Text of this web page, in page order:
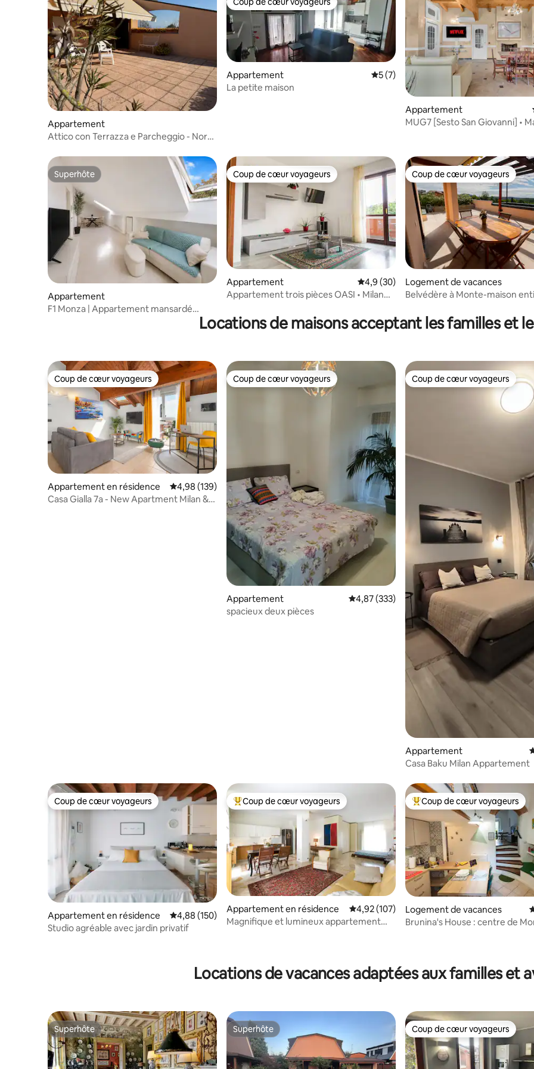
Appartement
Attico con Terrazza e Parcheggio - Nord
Coup de cœur voyageurs
Appartement Évaluation moyenne sur la base de 7
5 (7)
La petite maison
Appartement
MUG7 [Sesto San Giovanni] • Maison de
Superhôte
Superhôte
Appartement
F1 Monza | Appartement mansardé
4 chambres, spacieux et moderne, avec
Coup de cœur voyageurs
Coup de cœur voyageurs
Appartement Évaluation moyenne sur la base de 30
4,9 (30)
Appartement trois pièces OASI • Milan
Coup de cœur voyageurs
Coup de cœur voyageurs
Logement de vacances
Belvédère à Monte-maison
Locations de maisons acceptant les familles et
Coup de cœur voyageurs
Coup de cœur voyageurs
Appartement en résidence Évaluation moyenne sur la base de 139 commentaires : 4,98 sur 5
4,98 (139)
Casa Gialla 7a - New Apartment Milan &
Coup de cœur voyageurs
Coup de cœur voyageurs
Appartement Évaluation moyenne sur la base de 333
4,87 (333)
spacieux deux pièces
Coup de cœur voyageurs
Coup de cœur voyageurs
Appartement
Casa Baku Milan Appartement
Coup de cœur voyageurs
Coup de cœur voyageurs
Appartement en résidence Évaluation moyenne sur la base de 150 commentaires : 4,88 sur 5
4,88 (150)
Studio agréable avec jardin privatif
Coups de cœur voyageurs les plus appréciés
Coup de cœur voyageurs
Appartement en résidence Évaluation moyenne sur la base de 107
4,92 (107)
Magnifique et lumineux appartement
Coups de cœur voyageurs les
Coup de cœur voyageurs
Logement de vacances
Brunina's House : centre de
Locations de vacances adaptées aux familles et
Superhôte
Superhôte Superhôte
Superhôte Coup de cœur voyageurs
Coup de cœur voyageurs